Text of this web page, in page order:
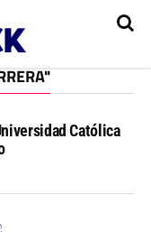
Católica